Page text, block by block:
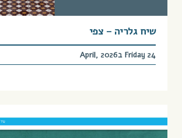
שיח גלריה – צפי
Friday 24 בApril, 2026